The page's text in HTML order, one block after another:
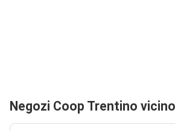
Negozi Coop Trentino